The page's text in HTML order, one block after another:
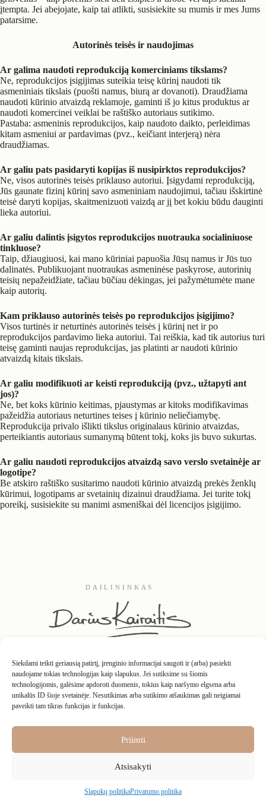
Siekdami teikti geriausią patirtį, įrenginio informacijai saugoti ir (arba) pasiekti
naudojame tokias technologijas kaip slapukus. Jei sutiksime su šiomis
technologijomis, galėsime apdoroti duomenis, tokius kaip naršymo elgsena arba
unikalūs ID šioje svetainėje. Nesutikimas arba sutikimo atšaukimas gali neigiamai
paveikti tam tikras funkcijas ir funkcijas.
Priimti
Atsisakyti
Slapukų politikaPrivatumo politika
įtempta. Jei abejojate, kaip tai atlikti, susisiekite su mumis ir mes Jums
patarsime.
Autorinės teisės ir naudojimas
Ar galima naudoti reprodukciją komerciniams tikslams?
Ne, reprodukcijos įsigijimas suteikia teisę kūrinį naudoti tik
asmeniniais tikslais (puošti namus, biurą ar dovanoti). Draudžiama
naudoti kūrinio atvaizdą reklamoje, gaminti iš jo kitus produktus ar
naudoti komercinei veiklai be raštiško autoriaus sutikimo.
Pastaba: asmeninis reprodukcijos, kaip naudoto daikto, perleidimas
kitam asmeniui ar pardavimas (pvz., keičiant interjerą) nėra
draudžiamas.
Ar galiu pats pasidaryti kopijas iš nusipirktos reprodukcijos?
Ne, visos autorinės teisės priklauso autoriui. Įsigydami reprodukciją,
Jūs gaunate fizinį kūrinį savo asmeniniam naudojimui, tačiau išskirtinė
teisė daryti kopijas, skaitmenizuoti vaizdą ar jį bet kokiu būdu dauginti
lieka autoriui.
Ar galiu dalintis įsigytos reprodukcijos nuotrauka socialiniuose
tinkluose?
Taip, džiaugiuosi, kai mano kūriniai papuošia Jūsų namus ir Jūs tuo
dalinatės. Publikuojant nuotraukas asmeninėse paskyrose, autorinių
teisių nepažeidžiate, tačiau būčiau dėkingas, jei pažymėtumėte mane
kaip autorių.
Kam priklauso autorinės teisės po reprodukcijos įsigijimo?
Visos turtinės ir neturtinės autorinės teisės į kūrinį net ir po
reprodukcijos pardavimo lieka autoriui. Tai reiškia, kad tik autorius turi
teisę gaminti naujas reprodukcijas, jas platinti ar naudoti kūrinio
atvaizdą kitais tikslais.
Ar galiu modifikuoti ar keisti reprodukciją (pvz., užtapyti ant
jos)?
Ne, bet koks kūrinio keitimas, pjaustymas ar kitoks modifikavimas
pažeidžia autoriaus neturtines teises į kūrinio neliečiamybę.
Reprodukcija privalo išlikti tikslus originalaus kūrinio atvaizdas,
perteikiantis autoriaus sumanymą būtent tokį, koks jis buvo sukurtas.
Ar galiu naudoti reprodukcijos atvaizdą savo verslo svetainėje ar
logotipe?
Be atskiro raštiško susitarimo naudoti kūrinio atvaizdą prekės ženklų
kūrimui, logotipams ar svetainių dizainui draudžiama. Jei turite tokį
poreikį, susisiekite su manimi asmeniškai dėl licencijos įsigijimo.
DAILININKAS
Grąžinimo taisyklės
Privatumo politika
Pirkimo – pardavimo taisyklės